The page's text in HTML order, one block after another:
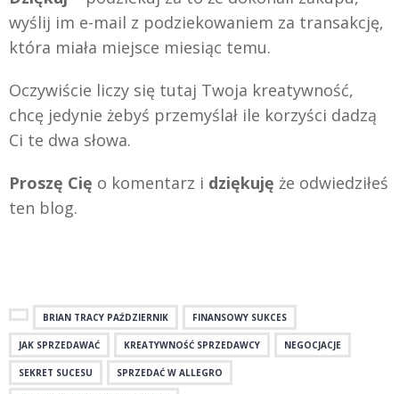
wyślij im e-mail z podziekowaniem za transakcję,
która miała miejsce miesiąc temu.
Oczywiście liczy się tutaj Twoja kreatywność,
chcę jedynie żebyś przemyślał ile korzyści dadzą
Ci te dwa słowa.
Proszę Cię o komentarz i dziękuję że odwiedziłeś
ten blog.
BRIAN TRACY PAŹDZIERNIK FINANSOWY SUKCES
JAK SPRZEDAWAĆ KREATYWNOŚĆ SPRZEDAWCY NEGOCJACJE
SEKRET SUCESU SPRZEDAĆ W ALLEGRO